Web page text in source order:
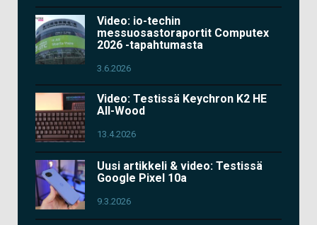
Video: io-techin
messuosastoraportit Computex
2026 -tapahtumasta
3.6.2026
Video: Testissä Keychron K2 HE
All-Wood
13.4.2026
Uusi artikkeli & video: Testissä
Google Pixel 10a
9.3.2026